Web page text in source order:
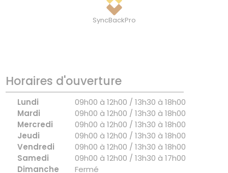
SyncBackPro
Horaires d'ouverture
Lundi
09h00 à 12h00 / 13h30 à 18h00
Mardi
09h00 à 12h00 / 13h30 à 18h00
Mercredi
09h00 à 12h00 / 13h30 à 18h00
Jeudi
09h00 à 12h00 / 13h30 à 18h00
Vendredi
09h00 à 12h00 / 13h30 à 18h00
Samedi
09h00 à 12h00 / 13h30 à 17h00
Dimanche
Fermé